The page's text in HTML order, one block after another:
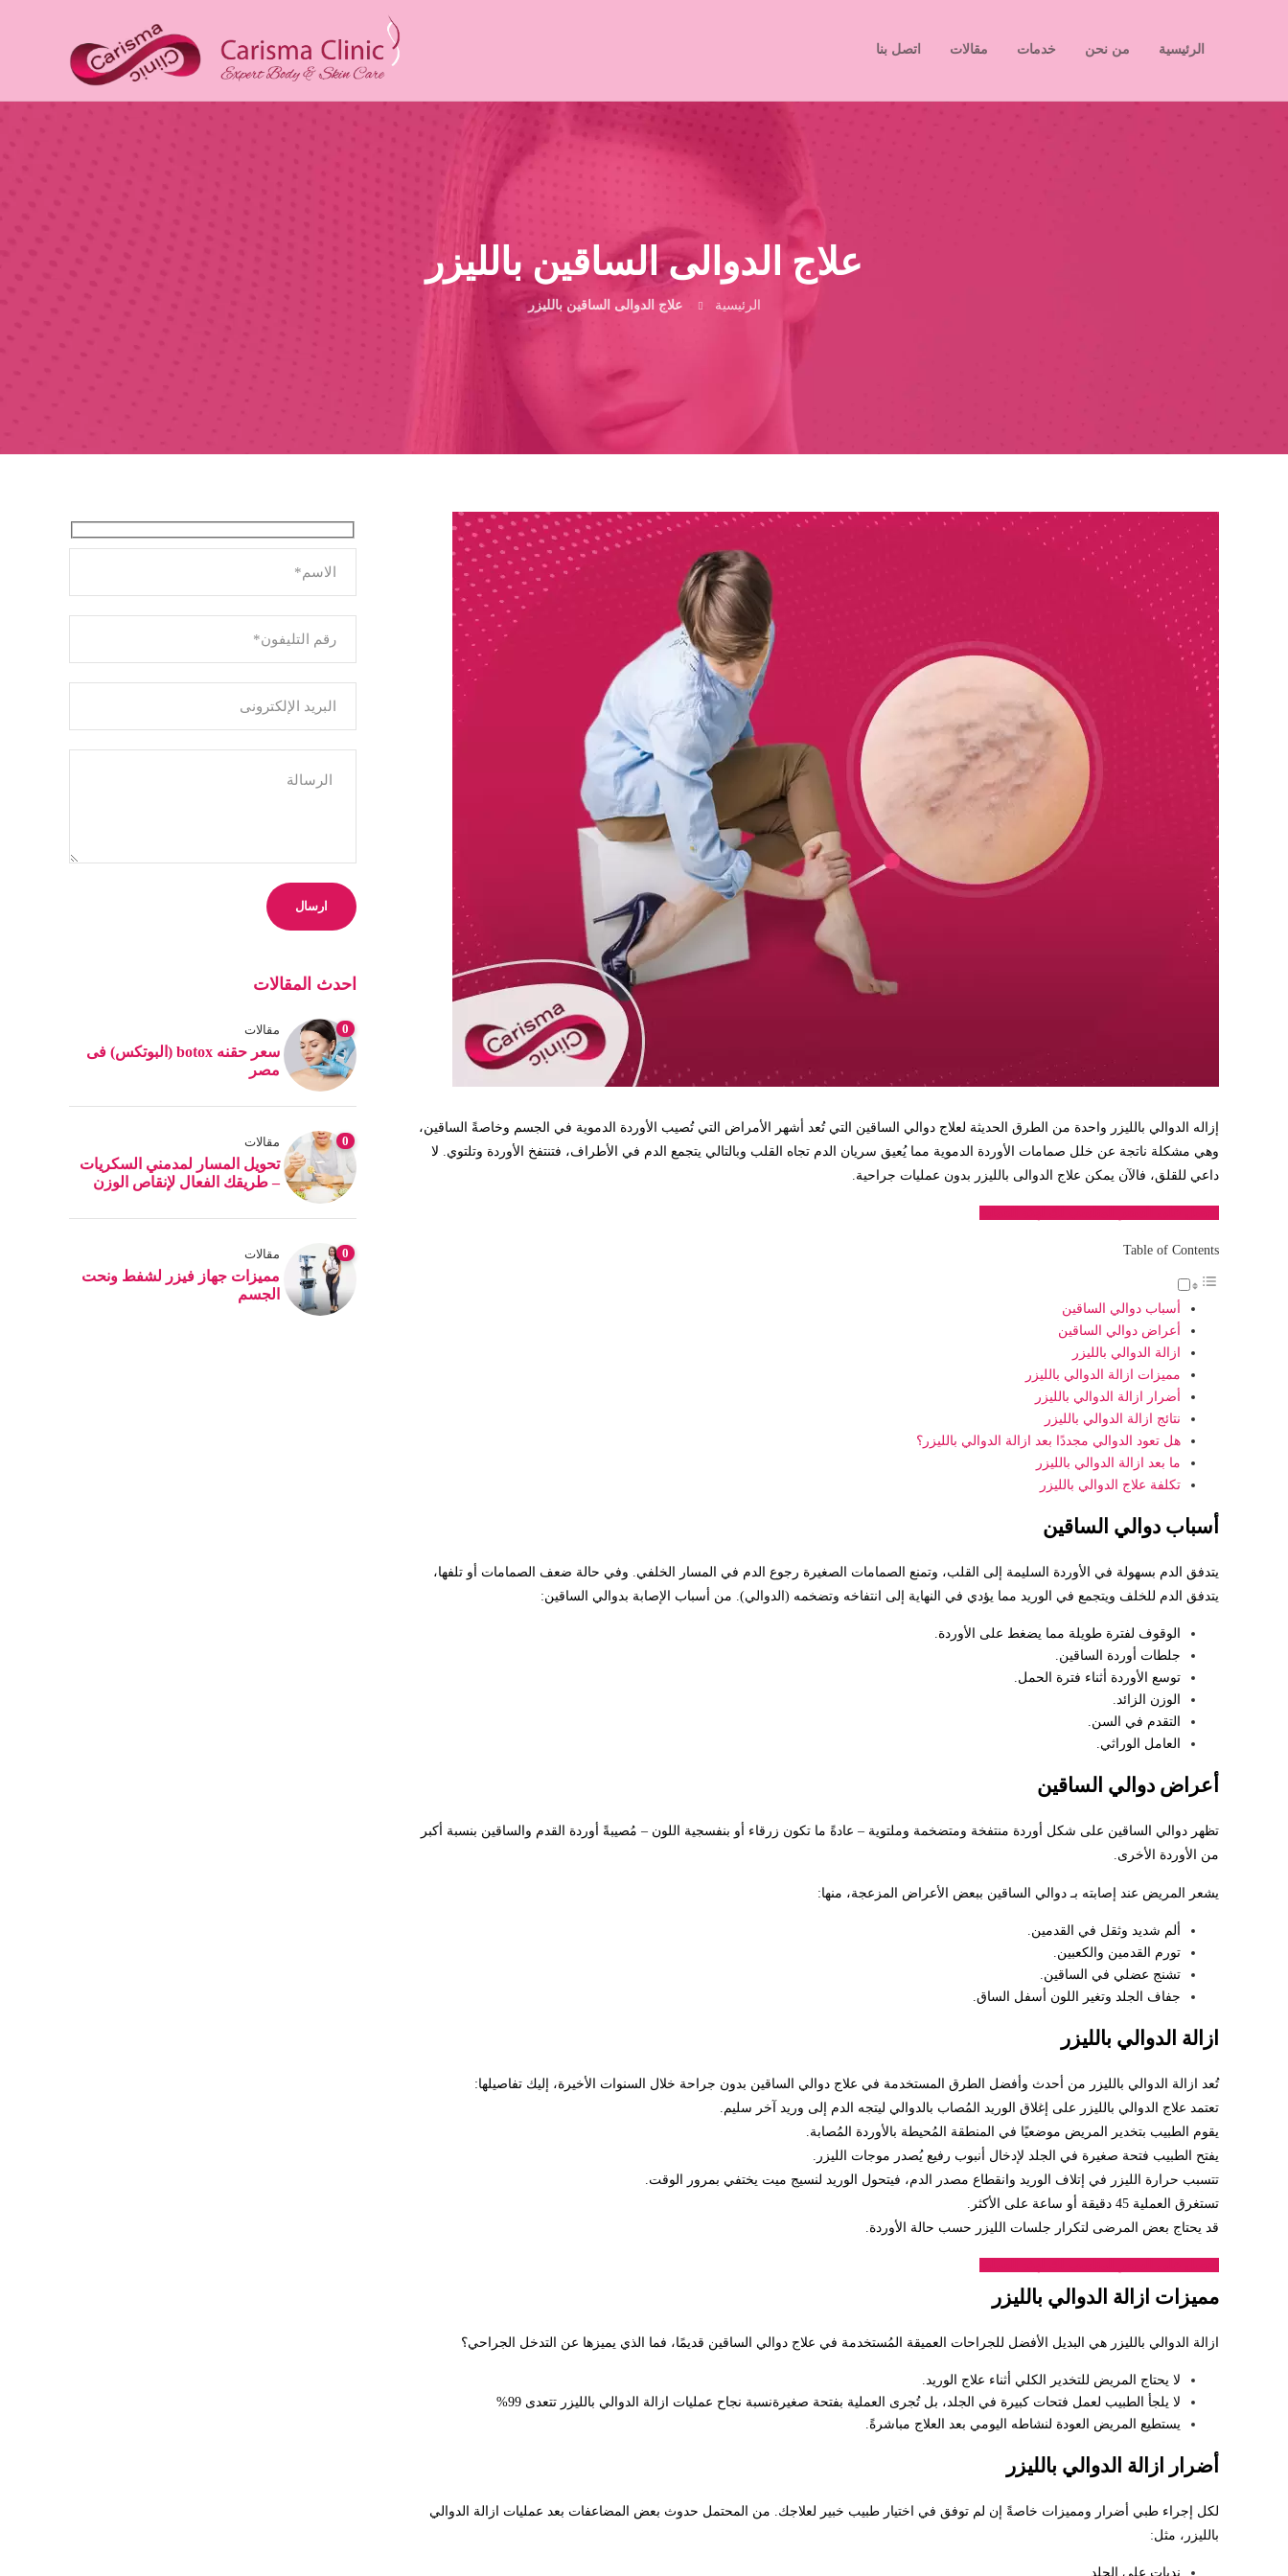
الرئيسية من نحن خدمات مقالات اتصل بنا
علاج الدوالى الساقين بالليزر
الرئيسية علاج الدوالى الساقين بالليزر
إزاله الدوالي بالليزر واحدة من الطرق الحديثة لعلاج دوالي الساقين التي تُعد أشهر الأمراض التي تُصيب الأوردة الدموية في الجسم وخاصةً الساقين،
وهي مشكلة ناتجة عن خلل صمامات الأوردة الدموية مما يُعيق سريان الدم تجاه القلب وبالتالي يتجمع الدم في الأطراف، فتنتفخ الأوردة وتلتوي. لا
داعي للقلق، فالآن يمكن علاج الدوالى بالليزر بدون عمليات جراحية.
Table of Contents
أسباب دوالي الساقين
أعراض دوالي الساقين
ازالة الدوالي بالليزر
مميزات ازالة الدوالي بالليزر
أضرار ازالة الدوالي بالليزر
نتائج ازالة الدوالي بالليزر
هل تعود الدوالي مجددًا بعد ازالة الدوالي بالليزر؟
ما بعد ازالة الدوالي بالليزر
تكلفة علاج الدوالي بالليزر
أسباب دوالي الساقين
يتدفق الدم بسهولة في الأوردة السليمة إلى القلب، وتمنع الصمامات الصغيرة رجوع الدم في المسار الخلفي. وفي حالة ضعف الصمامات أو تلفها،
يتدفق الدم للخلف ويتجمع في الوريد مما يؤدي في النهاية إلى انتفاخه وتضخمه (الدوالي). من أسباب الإصابة بدوالي الساقين:
الوقوف لفترة طويلة مما يضغط على الأوردة.
جلطات أوردة الساقين.
توسع الأوردة أثناء فترة الحمل.
الوزن الزائد.
التقدم في السن.
العامل الوراثي.
أعراض دوالي الساقين
تظهر دوالي الساقين على شكل أوردة منتفخة ومتضخمة وملتوية – عادةً ما تكون زرقاء أو بنفسجية اللون – مُصيبةً أوردة القدم والساقين بنسبة أكبر
من الأوردة الأخرى.
يشعر المريض عند إصابته بـ دوالي الساقين ببعض الأعراض المزعجة، منها:
ألم شديد وثقل في القدمين.
تورم القدمين والكعبين.
تشنج عضلي في الساقين.
جفاف الجلد وتغير اللون أسفل الساق.
ازالة الدوالي بالليزر
تُعد ازالة الدوالي بالليزر من أحدث وأفضل الطرق المستخدمة في علاج دوالي الساقين بدون جراحة خلال السنوات الأخيرة، إليك تفاصيلها:
تعتمد علاج الدوالي بالليزر على إغلاق الوريد المُصاب بالدوالي ليتجه الدم إلى وريد آخر سليم.
يقوم الطبيب بتخدير المريض موضعيًا في المنطقة المُحيطة بالأوردة المُصابة.
يفتح الطبيب فتحة صغيرة في الجلد لإدخال أنبوب رفيع يُصدر موجات الليزر.
تتسبب حرارة الليزر في إتلاف الوريد وانقطاع مصدر الدم، فيتحول الوريد لنسيج ميت يختفي بمرور الوقت.
تستغرق العملية 45 دقيقة أو ساعة على الأكثر.
قد يحتاج بعض المرضى لتكرار جلسات الليزر حسب حالة الأوردة.
مميزات ازالة الدوالي بالليزر
ازالة الدوالي بالليزر هي البديل الأفضل للجراحات العميقة المُستخدمة في علاج دوالي الساقين قديمًا، فما الذي يميزها عن التدخل الجراحي؟
لا يحتاج المريض للتخدير الكلي أثناء علاج الوريد.
لا يلجأ الطبيب لعمل فتحات كبيرة في الجلد، بل تُجرى العملية بفتحة صغيرةنسبة نجاح عمليات ازالة الدوالي بالليزر تتعدى 99%
يستطيع المريض العودة لنشاطه اليومي بعد العلاج مباشرةً.
أضرار ازالة الدوالي بالليزر
لكل إجراء طبي أضرار ومميزات خاصةً إن لم توفق في اختيار طبيب خبير لعلاجك. من المحتمل حدوث بعض المضاعفات بعد عمليات ازالة الدوالي
بالليزر، مثل:
ندبات على الجلد.
احدث المقالات
0 مقالات
سعر حقنه botox (البوتكس) فى
مصر
0 مقالات
تحويل المسار لمدمني السكريات
– طريقك الفعال لإنقاص الوزن
0 مقالات
مميزات جهاز فيزر لشفط ونحت
الجسم